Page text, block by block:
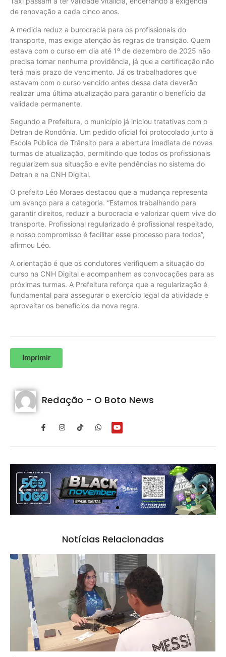
de renovação a cada cinco anos.
A medida reduz a burocracia para os profissionais do
transporte, mas exige atenção às regras de transição. Quem
estava com o curso em dia até 1º de dezembro de 2025 não
precisa tomar nenhuma providência, já que a certificação não
terá mais prazo de vencimento. Já os trabalhadores que
estavam com o curso vencido antes dessa data deverão
realizar uma última atualização para garantir o benefício da
validade permanente.
Segundo a Prefeitura, o município já iniciou tratativas com o
Detran de Rondônia. Um pedido oficial foi protocolado junto à
Escola Pública de Trânsito para a abertura imediata de novas
turmas de atualização, permitindo que todos os profissionais
regularizem sua situação e evite pendências no sistema do
Detran e na CNH Digital.
O prefeito Léo Moraes destacou que a mudança representa
um avanço para a categoria. “Estamos trabalhando para
garantir direitos, reduzir a burocracia e valorizar quem vive do
transporte. Profissional regularizado é profissional respeitado,
e nosso compromisso é facilitar esse processo para todos”,
afirmou Léo.
A orientação é que os condutores verifiquem a situação do
curso na CNH Digital e acompanhem as convocações para as
próximas turmas. A Prefeitura reforça que a regularização é
fundamental para assegurar o exercício legal da atividade e
aproveitar os benefícios da nova regra.
Imprimir
Redação - O Boto News
Notícias Relacionadas